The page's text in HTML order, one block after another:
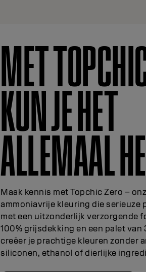
MET
KUN JE HET
ALLEMAAL
Maak kennis met Topchic Zero –
ammoniavrije kleuring die serieuze
met een uitzonderlijk verzorgende
100% grijsdekking en een palet van
creëer je prachtige kleuren zonder
siliconen, ethanol of dierlijke